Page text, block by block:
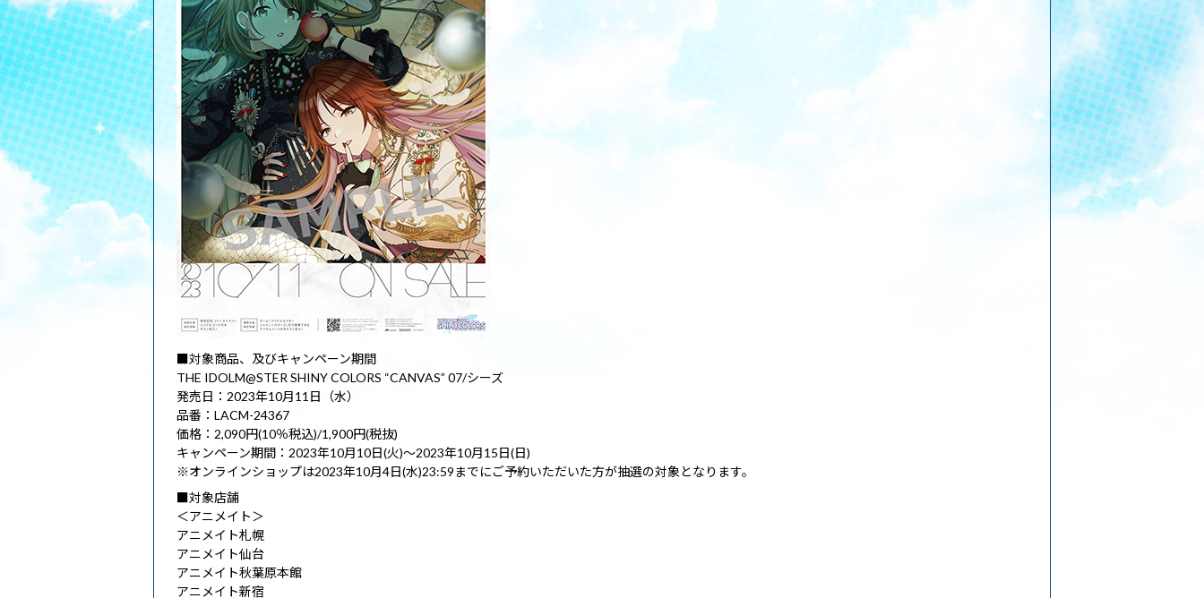
■対象商品、及びキャンペーン期間
THE IDOLM@STER SHINY COLORS “CANVAS” 07/シーズ
発売日：2023年10月11日（水）
品番：LACM-24367
価格：2,090円(10％税込)/1,900円(税抜)
キャンペーン期間：2023年10月10日(火)～2023年10月15日(日)
※オンラインショップは2023年10月4日(水)23:59までにご予約いただいた方が抽選の対象となります。
■対象店舗
＜アニメイト＞
アニメイト札幌
アニメイト仙台
アニメイト秋葉原本館
アニメイト新宿